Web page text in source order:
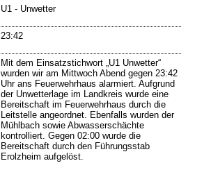
U1 - Unwetter
23:42
Mit dem Einsatzstichwort „U1 Unwetter“
wurden wir am Mittwoch Abend gegen 23:42
Uhr ans Feuerwehrhaus alarmiert. Aufgrund
der Unwetterlage im Landkreis wurde eine
Bereitschaft im Feuerwehrhaus durch die
Leitstelle angeordnet. Ebenfalls wurden der
Mühlbach sowie Abwasserschächte
kontrolliert. Gegen 02:00 wurde die
Bereitschaft durch den Führungsstab
Erolzheim aufgelöst.